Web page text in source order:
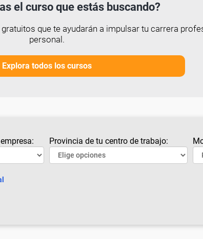
el curso que estás buscando?
que te ayudarán a impulsar tu carrera
personal.
Explora todos los cursos
Provincia de tu centro de trabajo: